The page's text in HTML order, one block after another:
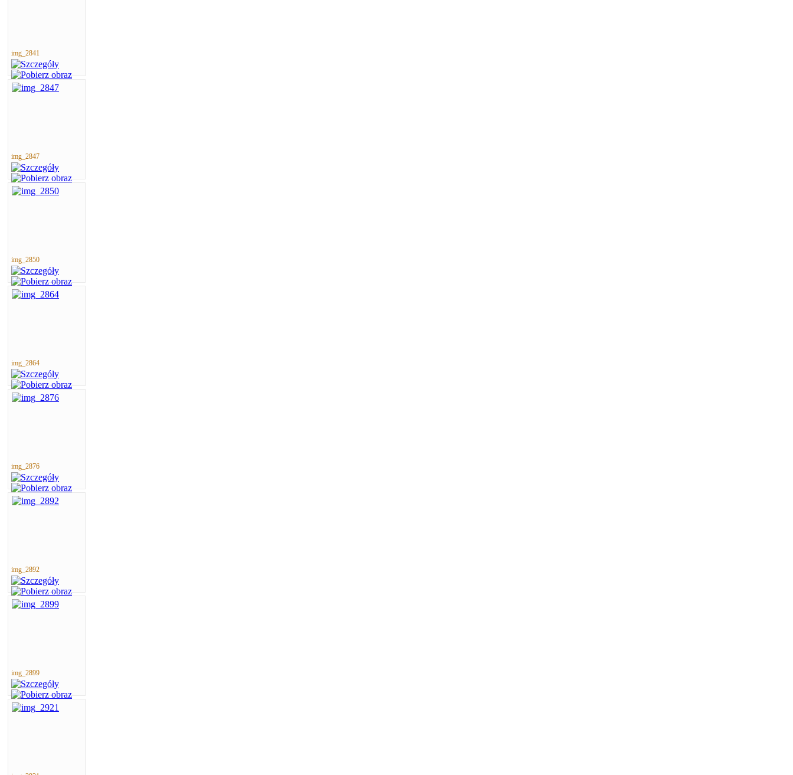
img_2841
img_2847
img_2850
img_2864
img_2876
img_2892
img_2899